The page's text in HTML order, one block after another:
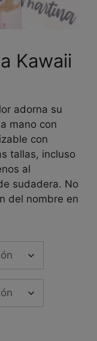
Kawaii
adorna su
mano con
con
tallas, incluso
al
sudadera. No
del nombre en